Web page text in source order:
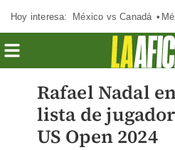
Hoy interesa: México vs Canadá
Rafael Nadal
lista de
US Open 2024